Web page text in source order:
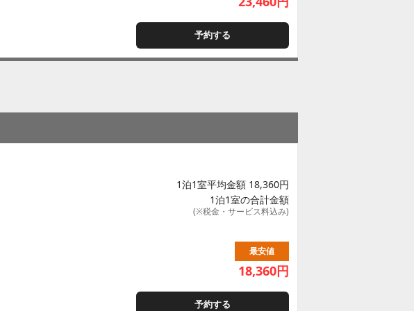
予約する
1泊1室平均金額 18,360円
1泊1室の合計金額
(※税金・サービス料込み)
最安値
18,360円
予約する